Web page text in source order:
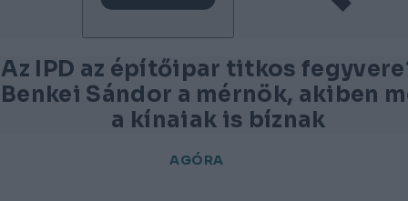
Az IPD az építőipar titkos
Benkei Sándor a mérnök, akiben
a kínaiak is bíznak
AGÓRA